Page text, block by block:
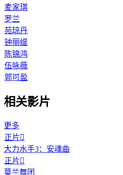
麦家琪
罗兰
苑琼丹
钟丽缇
陈锦鸿
伍咏薇
郭可盈
相关影片
更多
正片
大力水手3：安魂曲
正片
莫兰舞团